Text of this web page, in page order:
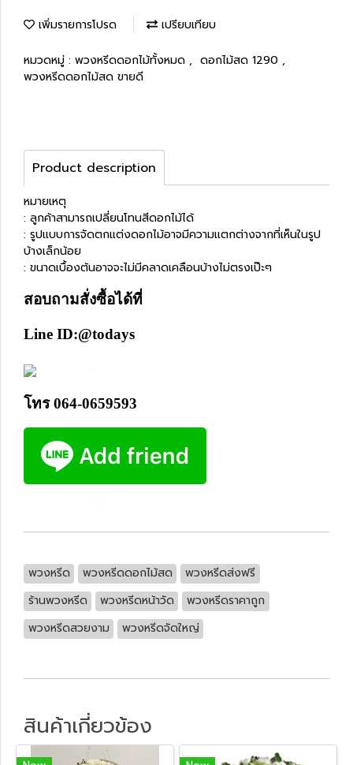
เพิ่มรายการโปรด เปรียบเทียบ
หมวดหมู่ : พวงหรีดดอกไม้ทั้งหมด , ดอกไม้สด 1290 ,
พวงหรีดดอกไม้สด ขายดี
Product description
หมายเหตุ
: ลูกค้าสามารถเปลี่ยนโทนสีดอกไม้ได้
: รูปแบบการจัดตกแต่งดอกไม้อาจมีความแตกต่างจากที่เห็นในรูป
บ้างเล็กน้อย
: ขนาดเบื้องต้นอาจจะไม่มีคลาดเคลือนบ้างไม่ตรงเป๊ะๆ
สอบถามสั่งซื้อได้ที่
Line ID:@todays
โทร 064-0659593
พวงหรีด พวงหรีดดอกไม้สด
พวงหรีดส่งฟรี
ร้านพวงหรีด
พวงหรีดหน้าวัด
พวงหรีดราคาถูก
พวงหรีดสวยงาม
พวงหรีดจัดใหญ่
สินค้าเกี่ยวข้อง